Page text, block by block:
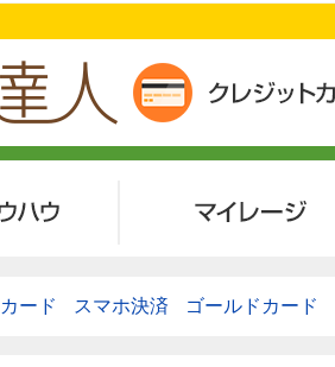
ード スマホ決済 ゴールドカード